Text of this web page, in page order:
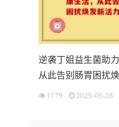
逆袭丁姐益生菌助力
从此告别肠胃困扰
1179 2025-05-28